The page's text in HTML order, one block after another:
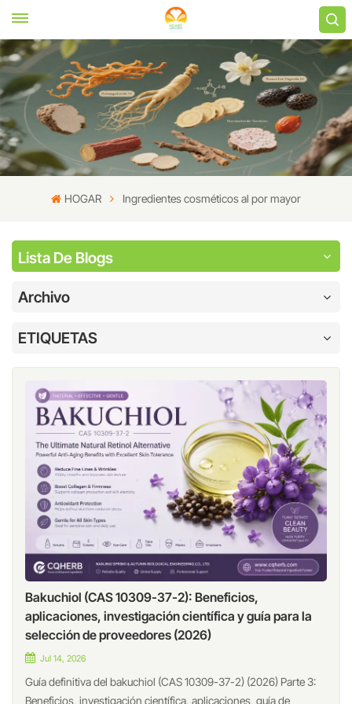
HOGAR Ingredientes cosméticos al por mayor
Lista De Blogs
Archivo
ETIQUETAS
Bakuchiol (CAS 10309-37-2): Beneficios,
aplicaciones, investigación científica y guía para la
selección de proveedores (2026)
Jul 14, 2026
Guía definitiva del bakuchiol (CAS 10309-37-2) (2026) Parte 3:
Beneficios, investigación científica, aplicaciones, guía de